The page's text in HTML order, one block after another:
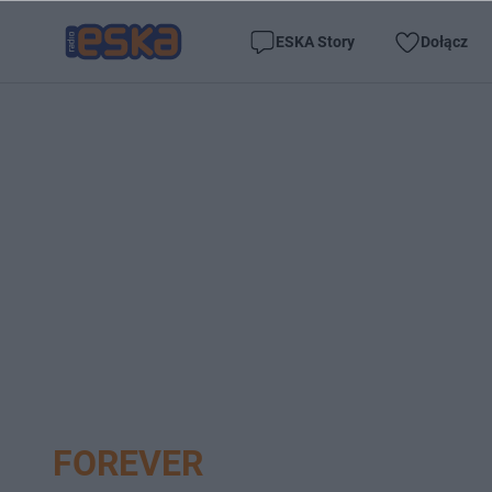
ESKA Story Dołącz
FOREVER